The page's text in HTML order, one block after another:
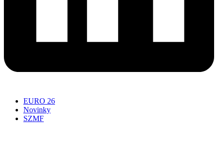
EURO 26
Novinky
SZMF